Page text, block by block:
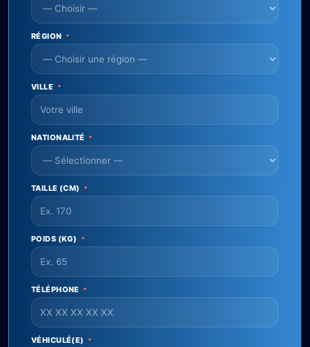
RÉGION *
VILLE *
NATIONALITÉ *
TAILLE (CM) *
POIDS (KG) *
TÉLÉPHONE *
VÉHICULÉ(E) *